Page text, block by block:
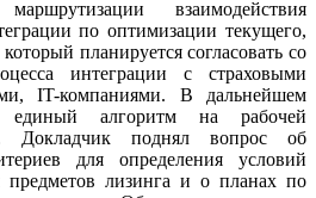
взаимодействия
по оптимизации текущего,
планируется согласовать со
интеграции с страховыми
IT-компаниями. В дальнейшем
единый алгоритм на рабочей
Докладчик поднял вопрос об
для определения условий
предметов лизинга и о планах по